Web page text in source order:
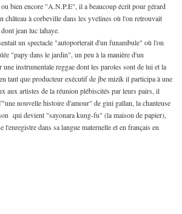
bien encore "A.N.P.E", il a beaucoup écrit pour gérard
château à corbeville dans les yvelines où l'on retrouvait
jean luc lahaye.
un spectacle "autoporterait d'un funambule" où l'on
"papy dans le jardin", un peu à la manière d'un
instrumentale reggae dont les paroles sont de lui et la
tant que producteur exécutif de jbe mizik il participa à une
aux artistes de la réunion plébiscités par leurs pairs, il
nouvelle histoire d'amour" de gini gallan, la chanteuse
qui devient "sayonara kung-fu" (la maison de papier),
l'enregistre dans sa langue maternelle et en français en